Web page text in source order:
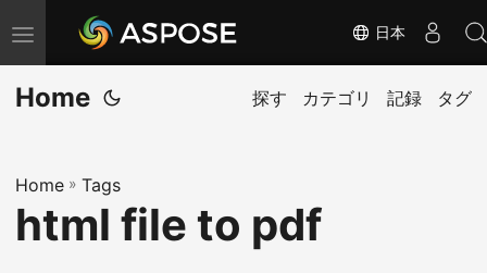
ナ
ビ
ゲ
ョ
ン
日本
Home 探す カテゴリ 記録 タグ
Home » Tags
html file to pdf